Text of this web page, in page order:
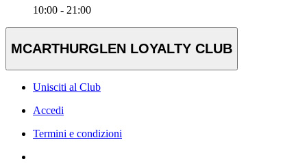
10:00 - 21:00
MCARTHURGLEN LOYALTY CLUB
Unisciti al Club
Accedi
Termini e condizioni